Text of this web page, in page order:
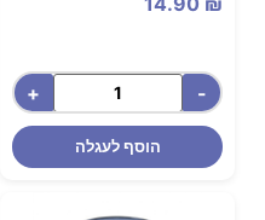
-
+
הוסף לעגלה